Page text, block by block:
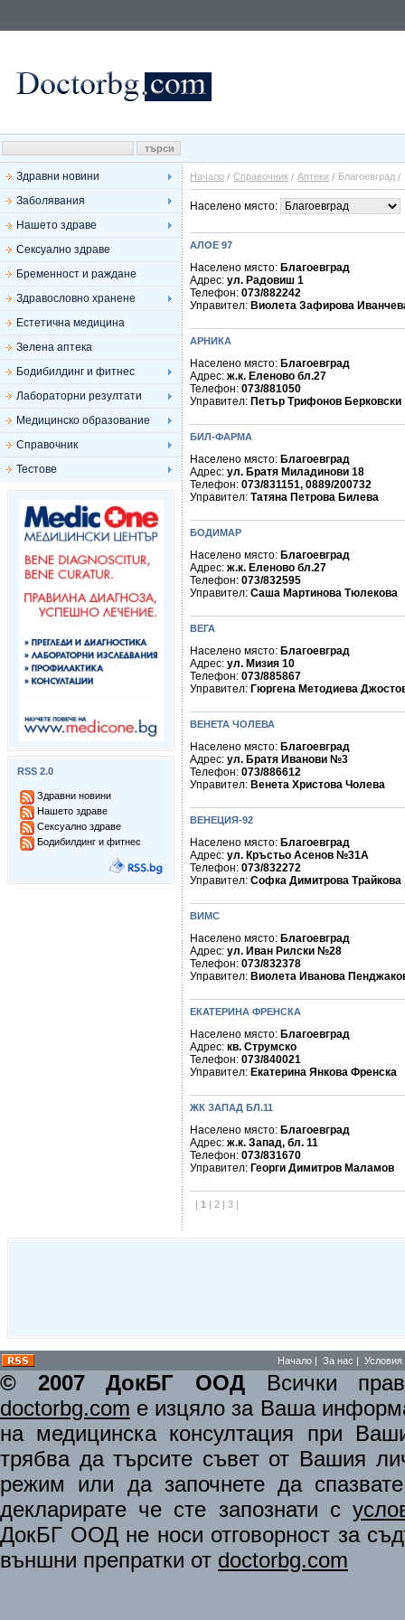
Здравни новини
Заболявания
Нашето здраве
Сексуално здраве
Бременност и раждане
Здравословно хранене
Естетична медицина
Зелена аптека
Бодибилдинг и фитнес
Лабораторни резултати
Медицинско образование
Справочник
Тестове
RSS 2.0
Здравни новини
Нашето здраве
Сексуално здраве
Бодибилдинг и фитнес
Начало Справочник Аптеки Благоевград
Населено място:
АЛОЕ 97
Населено място: Благоевград
Адрес: ул. Радовиш 1
Телефон: 073/882242
Управител: Виолета Зафирова
АРНИКА
Населено място: Благоевград
Адрес: ж.к. Еленово бл.27
Телефон: 073/881050
Управител: Петър Трифонов Берковски
БИЛ-ФАРМА
Населено място: Благоевград
Адрес: ул. Братя Миладинови 18
Телефон: 073/831151, 0889/200732
Управител: Татяна Петрова Билева
БОДИМАР
Населено място: Благоевград
Адрес: ж.к. Еленово бл.27
Телефон: 073/832595
Управител: Саша Мартинова Тюлекова
ВЕГА
Населено място: Благоевград
Адрес: ул. Мизия 10
Телефон: 073/885867
Управител: Гюргена Методиева
ВЕНЕТА ЧОЛЕВА
Населено място: Благоевград
Адрес: ул. Братя Иванови №3
Телефон: 073/886612
Управител: Венета Христова Чолева
ВЕНЕЦИЯ-92
Населено място: Благоевград
Адрес: ул. Кръстьо Асенов №31А
Телефон: 073/832272
Управител: Софка Димитрова Трайкова
ВИМС
Населено място: Благоевград
Адрес: ул. Иван Рилски №28
Телефон: 073/832378
Управител: Виолета Иванова
ЕКАТЕРИНА ФРЕНСКА
Населено място: Благоевград
Адрес: кв. Струмско
Телефон: 073/840021
Управител: Екатерина Янкова Френска
ЖК ЗАПАД БЛ.11
Населено място: Благоевград
Адрес: ж.к. Запад, бл. 11
Телефон: 073/831670
Управител: Георги Димитров Маламов
| 1 | 2 | 3 |
Начало | За нас | Условия
© 2007 ДокБГ ООД Всички
doctorbg.com е изцяло за Ваша
на медицинска консултация при
трябва да търсите съвет от Вашия
режим или да започнете да
декларирате че сте запознати с
ДокБГ ООД не носи отговорност за
външни препратки от doctorbg.com